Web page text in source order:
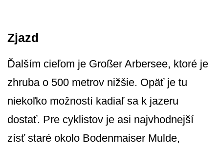
Zjazd
Ďalším cieľom je Großer Arbersee, ktoré je
zhruba o 500 metrov nižšie. Opäť je tu
niekoľko možností kadiaľ sa k jazeru
dostať. Pre cyklistov je asi najvhodnejší
zísť staré okolo Bodenmaiser Mulde,